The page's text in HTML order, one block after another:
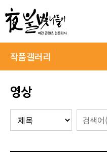
작품갤러리
영상